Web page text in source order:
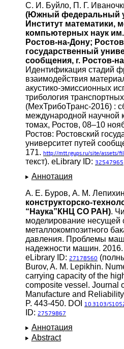
С. И. Буйло, П. Г.
(Южный федеральный
Институт математики,
компьютерных наук
Ростов-на-Дону;
государственный
сообщения, г. Ростов-
Идентификация стадий
взаимодействия
акустико-эмиссионных
трибология
(МехТрибоТранс-2016) :
международной научной
томах, Ростов, 08–10
Ростов: Ростовский
университет путей
171. http://mtt.rgups.ru/site/assets/
текст). eLibrary ID: 32547965
Аннотация
А. Е. Буров, А. М. Лепихин
конструкторско-
“Наука”КНЦ СО РАН).
моделирование несущей
металлокомпозитного
давления. Проблемы
надежности машин.
eLibrary ID: 27178560
Burov, A. M. Lepikhin.
carrying capacity of the
composite vessel. Journal
Manufacture and
P. 443-450. DOI
10.3103/
ID: 27579867
Аннотация
Abstract